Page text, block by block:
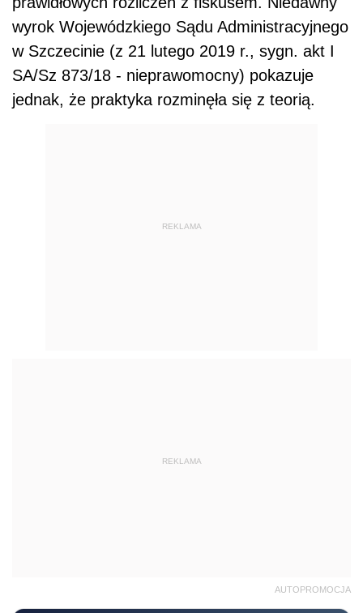
wyrok Wojewódzkiego Sądu Administracyjnego
w Szczecinie (z 21 lutego 2019 r., sygn. akt I
SA/Sz 873/18 - nieprawomocny) pokazuje
jednak, że praktyka rozminęła się z teorią.
REKLAMA
REKLAMA
AUTOPROMOCJA